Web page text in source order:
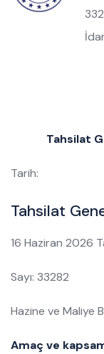
Tahsilat
Tarih:
Tahsilat
16 Haziran 2026
Sayı: 33282
Hazine ve Maliye
Amaç ve